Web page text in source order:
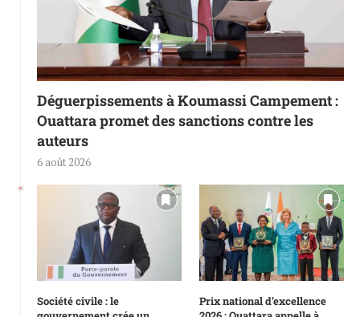
Déguerpissements à Koumassi Campement :
Ouattara promet des sanctions contre les
auteurs
6 août 2026
Société civile : le
Prix national d’excellence